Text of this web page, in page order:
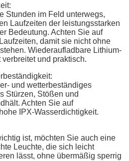
Stunden im Feld unterwegs,
Laufzeiten der leistungsstarken
Bedeutung. Achten Sie auf
damit sie nicht ohne
Wiederaufladbare Lithium-
und praktisch.
und wetterbeständiges
Stürzen, Stößen und
Achten Sie auf
IPX-Wasserdichtigkeit.
ist, möchten Sie auch eine
Leuchte, die sich leicht
lässt, ohne übermäßig sperrig